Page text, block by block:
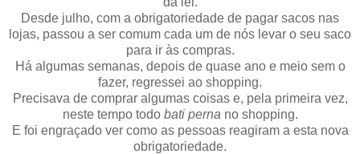
Desde julho, com a obrigatoriedade de pagar sacos nas
lojas, passou a ser comum cada um de nós levar o seu saco
para ir às compras.
Há algumas semanas, depois de quase ano e meio sem o
fazer, regressei ao shopping.
Precisava de comprar algumas coisas e, pela primeira vez,
neste tempo todo bati perna no shopping.
E foi engraçado ver como as pessoas reagiram a esta nova
obrigatoriedade.